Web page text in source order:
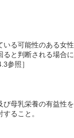
いる可能性のある女
ると判断される場合
参照］
び母乳栄養の有益性
ること。